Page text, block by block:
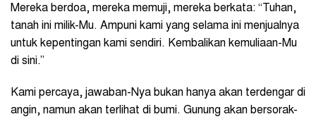
Mereka berdoa, mereka memuji, mereka berkata: “Tuhan,
tanah ini milik-Mu. Ampuni kami yang selama ini menjualnya
untuk kepentingan kami sendiri. Kembalikan kemuliaan-Mu
di sini.”
Kami percaya, jawaban-Nya bukan hanya akan terdengar di
angin, namun akan terlihat di bumi. Gunung akan bersorak-